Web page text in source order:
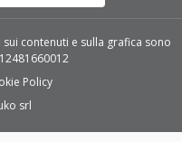
contenuti e sulla grafica sono
Policy
srl